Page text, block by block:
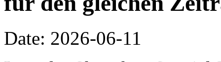
Date: 2026-06-11